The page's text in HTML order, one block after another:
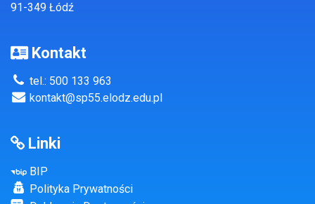
91-349 Łódź
Kontakt
tel.: 500 133 963
kontakt@sp55.elodz.edu.pl
Linki
BIP
Polityka Prywatności